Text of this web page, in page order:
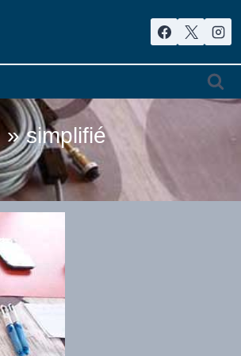
» simplifié